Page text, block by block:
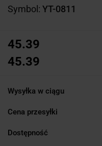
Symbol: YT-0811
45.39
45.39
Wysyłka w ciągu
Cena przesyłki
Dostępność